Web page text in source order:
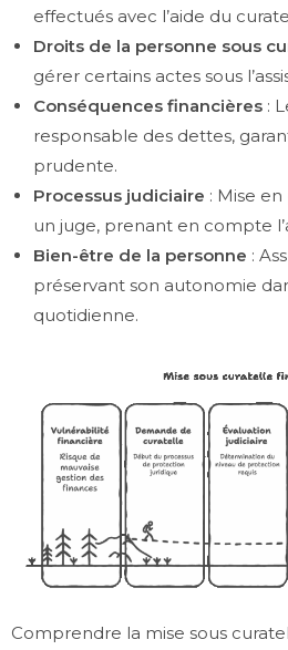
effectués avec l’aide du
Droits de la personne sous
gérer certains actes sous
Conséquences financières :
responsable des dettes,
prudente.
Processus judiciaire : Mise
un juge, prenant en compte
Bien-être de la personne :
préservant son autonomie
quotidienne.
Comprendre la mise sous